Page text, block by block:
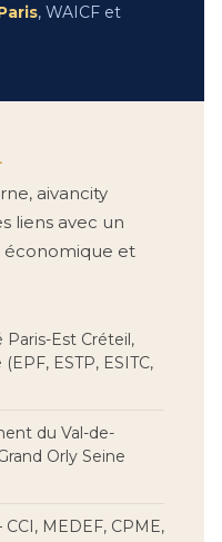
, WAICF et
aivancity
liens avec un
économique et
Est Créteil,
ESTP, ESITC,
du Val-de-
Orly Seine
MEDEF, CPME,